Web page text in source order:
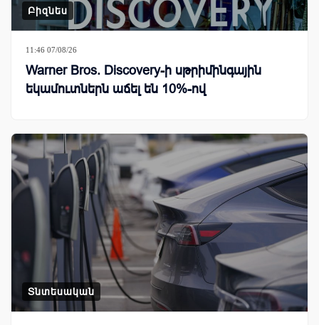
Բիզնես
11:46 07/08/26
Warner Bros. Discovery-ի սթրիմինգային
եկամուտներն աճել են 10%-ով
Տնտեսական